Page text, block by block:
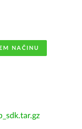
NAČINU